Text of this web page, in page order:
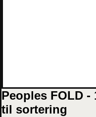
Peoples FOLD
til sortering